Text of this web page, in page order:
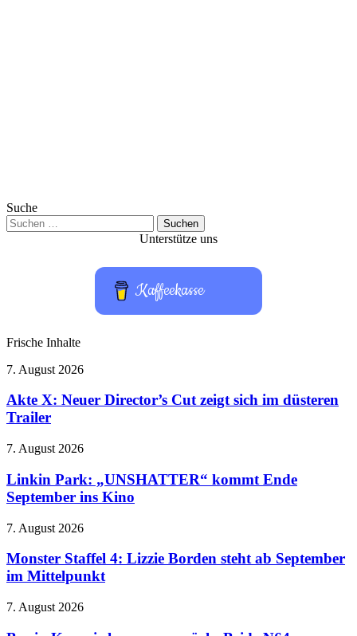
Suche
Suchen
nach:
Unterstütze uns
Kaffeekasse
Frische Inhalte
Akte
Neuer
Director’s
Cut
sich
düsteren
Trailer
7. August 2026
Akte X: Neuer Director’s Cut zeigt sich im düsteren
Trailer
Linkin
„UNSHATTER“
kommt
Ende
ins
7. August 2026
Linkin Park: „UNSHATTER“ kommt Ende
September ins Kino
Monster
4:
Lizzie
Borden
ab
7. August 2026
Monster Staffel 4: Lizzie Borden steht ab September
im Mittelpunkt
Banjo-
7. August 2026